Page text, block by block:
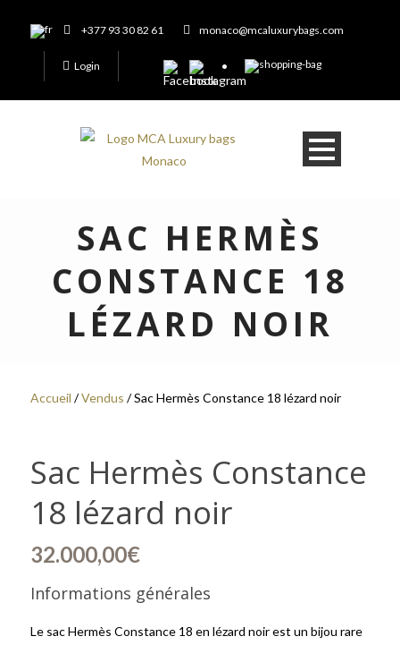
+377 93 30 82 61 monaco@mcaluxurybags.com
Login
SAC HERMÈS
CONSTANCE 18
LÉZARD NOIR
Accueil /Vendus / Sac Hermès Constance 18 lézard noir
Sac Hermès Constance
18 lézard noir
32.000,00€
Informations générales
Le sac Hermès Constance 18 en lézard noir est un bijou rare